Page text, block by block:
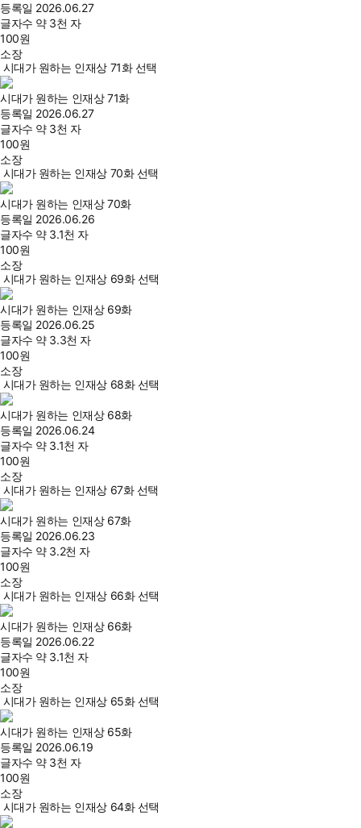
등록일 2026.06.27
글자수 약 3천 자
100원
소장
시대가 원하는 인재상 71화 선택
시대가 원하는 인재상 71화
등록일 2026.06.27
글자수 약 3천 자
100원
소장
시대가 원하는 인재상 70화 선택
시대가 원하는 인재상 70화
등록일 2026.06.26
글자수 약 3.1천 자
100원
소장
시대가 원하는 인재상 69화 선택
시대가 원하는 인재상 69화
등록일 2026.06.25
글자수 약 3.3천 자
100원
소장
시대가 원하는 인재상 68화 선택
시대가 원하는 인재상 68화
등록일 2026.06.24
글자수 약 3.1천 자
100원
소장
시대가 원하는 인재상 67화 선택
시대가 원하는 인재상 67화
등록일 2026.06.23
글자수 약 3.2천 자
100원
소장
시대가 원하는 인재상 66화 선택
시대가 원하는 인재상 66화
등록일 2026.06.22
글자수 약 3.1천 자
100원
소장
시대가 원하는 인재상 65화 선택
시대가 원하는 인재상 65화
등록일 2026.06.19
글자수 약 3천 자
100원
소장
시대가 원하는 인재상 64화 선택